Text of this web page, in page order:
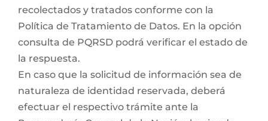
recolectados y tratados conforme con la
Política de Tratamiento de Datos. En la opción
consulta de PQRSD podrá verificar el estado de
la respuesta.
En caso que la solicitud de información sea de
naturaleza de identidad reservada, deberá
efectuar el respectivo trámite ante la